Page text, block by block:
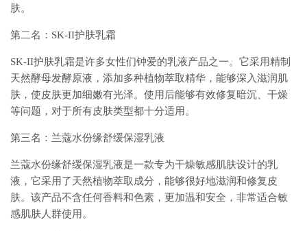
肤。
第二名：SK-II护肤乳霜
SK-II护肤乳霜是许多女性们钟爱的乳液产品之一。它采用精制
天然酵母发酵原液，添加多种植物萃取精华，能够深入滋润肌
肤，使皮肤更加细嫩有光泽。使用后能够有效修复暗沉、干燥
等问题，对于所有皮肤类型都十分适用。
第三名：兰蔻水份缘舒缓保湿乳液
兰蔻水份缘舒缓保湿乳液是一款专为干燥敏感肌肤设计的乳
液，它采用了天然植物萃取成分，能够很好地滋润和修复皮
肤。该产品不含任何香料和色素，更加温和安全，非常适合敏
感肌肤人群使用。